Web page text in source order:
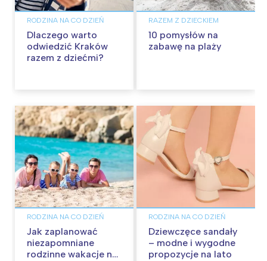
RODZINA NA CO DZIEŃ
Dlaczego warto
odwiedzić Kraków
razem z dziećmi?
RAZEM Z DZIECKIEM
10 pomysłów na
zabawę na plaży
RODZINA NA CO DZIEŃ
Jak zaplanować
niezapomniane
rodzinne wakacje na
RODZINA NA CO DZIEŃ
Dziewczęce sandały
– modne i wygodne
propozycje na lato